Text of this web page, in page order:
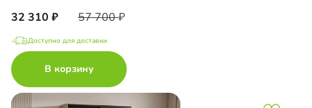
32 310 57 700
Доступно для доставки
В корзину